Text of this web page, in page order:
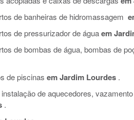
de banheiras de hidromassagem
de pressurizador de águaem
de bombas de água, bombas de
de piscinas em Jardim Lourdes .
de aquecedores,
.